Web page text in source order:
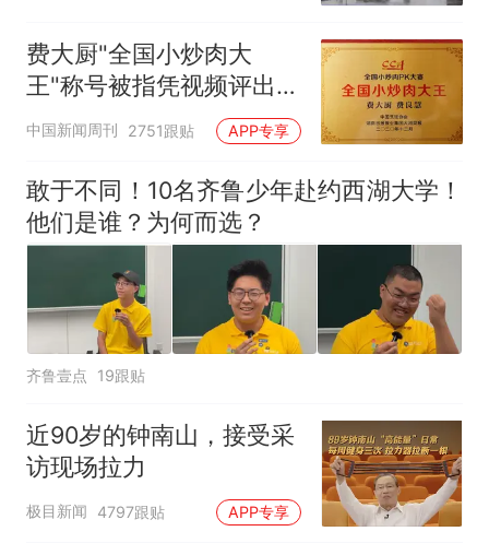
费大厨"全国小炒肉大
王"称号被指凭视频评出
官方回应
中国新闻周刊 2751跟贴 APP专享
敢于不同！10名齐鲁少年赴约西湖大学！
他们是谁？为何而选？
齐鲁壹点 19跟贴
近90岁的钟南山，接受采
访现场拉力
极目新闻 4797跟贴 APP专享